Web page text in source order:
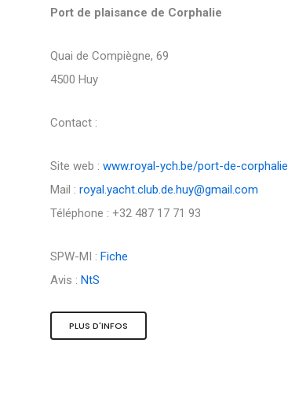
Port de plaisance de Corphalie
Quai de Compiègne, 69
4500 Huy
Contact :
Site web : www.royal-ych.be/port-de-corphalie
Mail : royal.yacht.club.de.huy@gmail.com
Téléphone : +32 487 17 71 93
SPW-MI : Fiche
Avis : NtS
PLUS D'INFOS